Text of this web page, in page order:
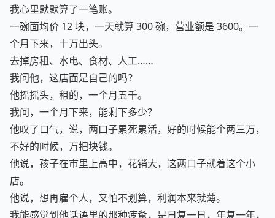
到头，除了过年那几天，基本不休息
我心里默默算了一笔账。
一碗面均价 12 块，一天就算 300 碗，营业额是 3600。一
个月下来，十万出头。
去掉房租、水电、食材、人工……
我问他，这店面是自己的吗？
他摇摇头，租的，一个月五千。
我问，一个月下来，能剩下多少？
他叹了口气，说，两口子累死累活，好的时候能个两三万，
不好的时候，万把块钱。
他说，孩子在市里上高中，花销大，这两口子就着这个小
店。
他说，想再雇个人，又怕不划算，利润本来就薄。